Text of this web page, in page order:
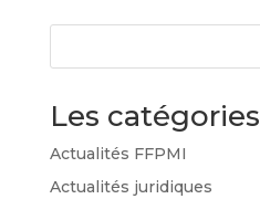
Les catégories
Actualités FFPMI
Actualités juridiques